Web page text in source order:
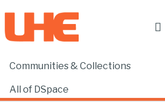
Communities & Collections
All of DSpace
Home
Propuesta de un modelo de prácticas de buen gobierno corporativo para la empresa LOSCOCOS Cia. Ltda. basado en los lineamientos para un código latinoamericano de gobierno corporativo de a CAF